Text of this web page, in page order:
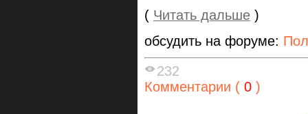
( Читать дальше )
обсудить на форуме:
232
Комментарии ( 0 )